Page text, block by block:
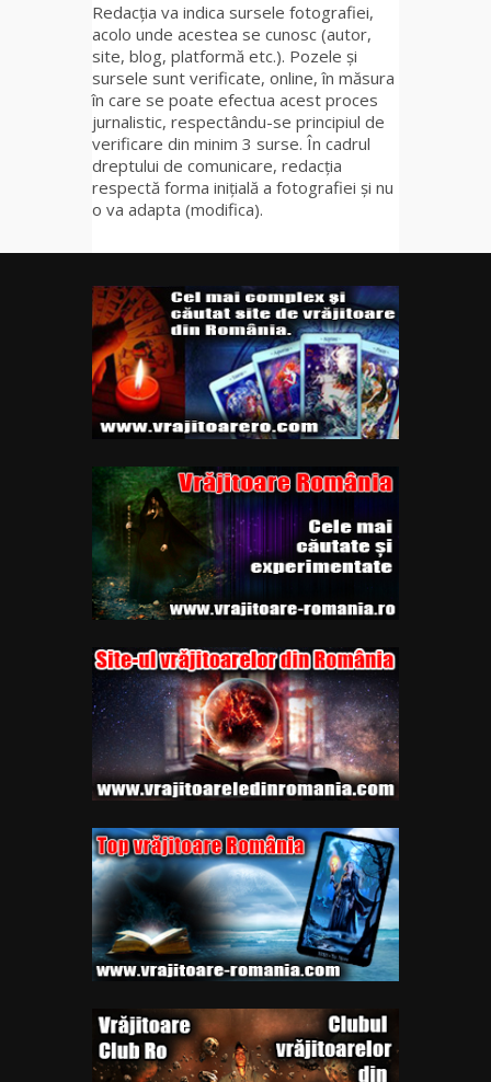
Redacția va indica sursele fotografiei,
acolo unde acestea se cunosc (autor,
site, blog, platformă etc.). Pozele și
sursele sunt verificate, online, în măsura
în care se poate efectua acest proces
jurnalistic, respectându-se principiul de
verificare din minim 3 surse. În cadrul
dreptului de comunicare, redacția
respectă forma inițială a fotografiei și nu
o va adapta (modifica).